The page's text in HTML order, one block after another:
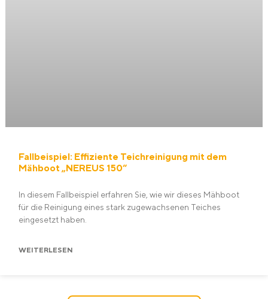
Fallbeispiel: Effiziente Teichreinigung mit dem
Mähboot „NEREUS 150“
In diesem Fallbeispiel erfahren Sie, wie wir dieses Mähboot
für die Reinigung eines stark zugewachsenen Teiches
eingesetzt haben.
WEITERLESEN